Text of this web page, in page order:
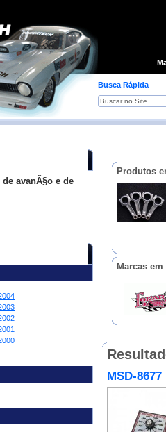
Busca Rápida
avanÃ§o e de
Produtos
Marcas
MSD-